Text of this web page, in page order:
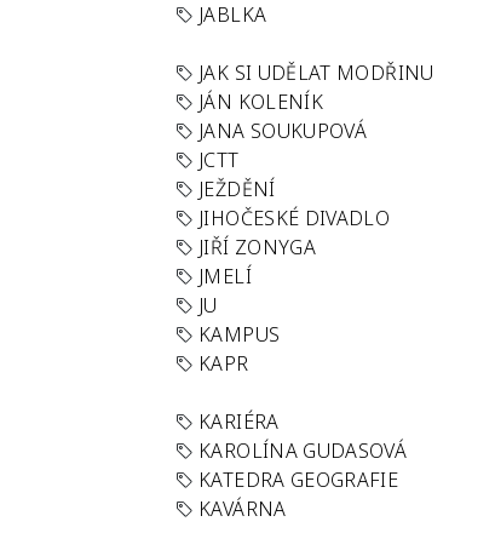
JABLKA
JAK SI UDĚLAT MODŘINU
JÁN KOLENÍK
JANA SOUKUPOVÁ
JCTT
JEŽDĚNÍ
JIHOČESKÉ DIVADLO
JIŘÍ ZONYGA
JMELÍ
JU
KAMPUS
KAPR
KARIÉRA
KAROLÍNA GUDASOVÁ
KATEDRA GEOGRAFIE
KAVÁRNA